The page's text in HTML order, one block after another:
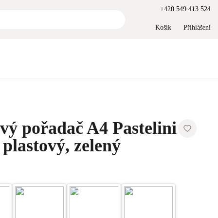
+420 549 413 524
Košík Přihlášení
pořadač A4 Pastelini
zelený